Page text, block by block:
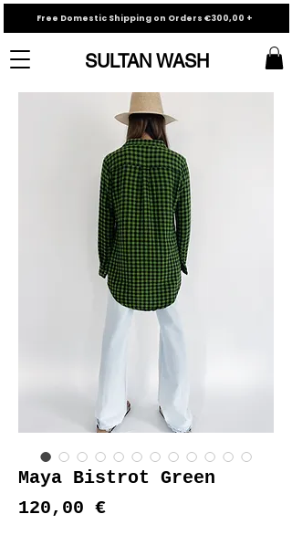
SULTAN WASH
Free Domestic Shipping on Orders €300,00 +
Maya Bistrot Green
120,00 €Prix